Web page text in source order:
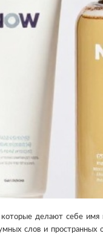
делают себе имя
слов и